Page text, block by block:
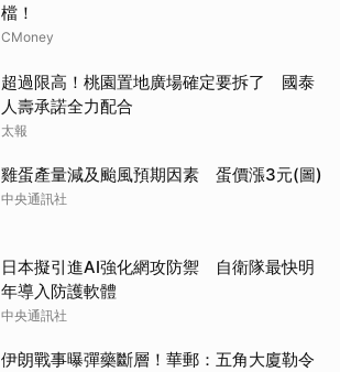
檔！
CMoney
超過限高！桃園置地廣場確定要拆了 國泰
人壽承諾全力配合
太報
雞蛋產量減及颱風預期因素 蛋價漲3元(圖)
中央通訊社
日本擬引進AI強化網攻防禦 自衛隊最快明
年導入防護軟體
中央通訊社
伊朗戰事曝彈藥斷層！華郵：五角大廈勒令